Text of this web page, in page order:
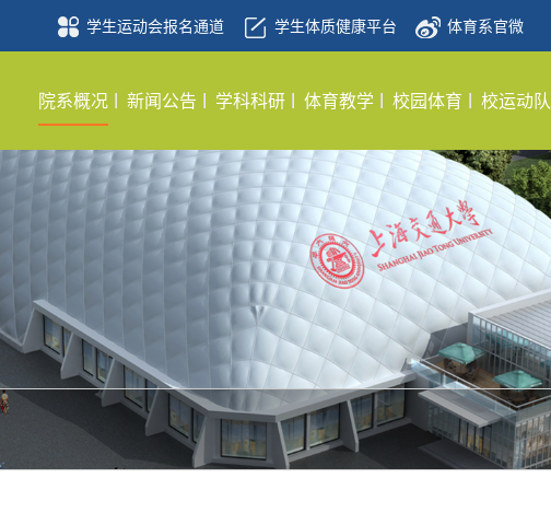
学生运动会报名通道 学生体质健康平台 体育系官微
院系概况 新闻公告 学科科研 体育教学 校园体育 校运动队